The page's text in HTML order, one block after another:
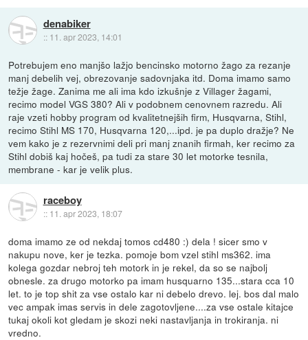
denabiker
:: 11. apr 2023, 14:01
Potrebujem eno manjšo lažjo bencinsko motorno žago za rezanje
manj debelih vej, obrezovanje sadovnjaka itd. Doma imamo samo
težje žage. Zanima me ali ima kdo izkušnje z Villager žagami,
recimo model VGS 380? Ali v podobnem cenovnem razredu. Ali
raje vzeti hobby program od kvalitetnejših firm, Husqvarna, Stihl,
recimo Stihl MS 170, Husqvarna 120,...ipd. je pa duplo dražje? Ne
vem kako je z rezervnimi deli pri manj znanih firmah, ker recimo za
Stihl dobiš kaj hočeš, pa tudi za stare 30 let motorke tesnila,
membrane - kar je velik plus.
raceboy
:: 11. apr 2023, 18:07
doma imamo ze od nekdaj tomos cd480 :) dela ! sicer smo v
nakupu nove, ker je tezka. pomoje bom vzel stihl ms362. ima
kolega gozdar nebroj teh motork in je rekel, da so se najbolj
obnesle. za drugo motorko pa imam husquarno 135...stara cca 10
let. to je top shit za vse ostalo kar ni debelo drevo. lej. bos dal malo
vec ampak imas servis in dele zagotovljene....za vse ostale kitajce
tukaj okoli kot gledam je skozi neki nastavljanja in trokiranja. ni
vredno.